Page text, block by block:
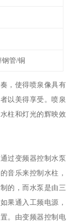
钢管/铜
，使得喷泉像具有
以美得享受。喷泉
柱和灯光的辉映效
过变频器控制水泵
音乐来控制水柱，
的，而水泵是由三
果通入工频电源，
。由变频器控制电